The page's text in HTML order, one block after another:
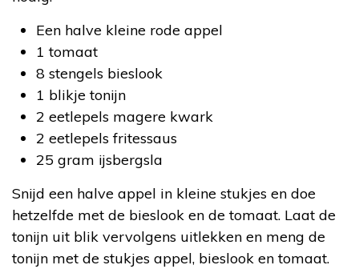
Een halve kleine rode appel
1 tomaat
8 stengels bieslook
1 blikje tonijn
2 eetlepels magere kwark
2 eetlepels fritessaus
25 gram ijsbergsla
Snijd een halve appel in kleine stukjes en doe
hetzelfde met de bieslook en de tomaat. Laat de
tonijn uit blik vervolgens uitlekken en meng de
tonijn met de stukjes appel, bieslook en tomaat.